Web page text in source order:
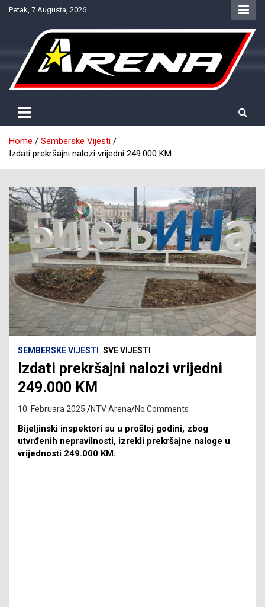
SkipPetak, 7 Augusta, 2026
NTV Arena
Home
Semberske Vijesti
Izdati prekršajni nalozi vrijedni 249.000 KM
SEMBERSKE VIJESTI SVE VIJESTI
Izdati prekršajni nalozi vrijedni
249.000 KM
10. Februara 2025. NTV Arena No Comments
Bijeljinski inspektori su u prošloj godini, zbog
utvrđenih nepravilnosti, izrekli prekršajne naloge u
vrijednosti 249.000 KM.